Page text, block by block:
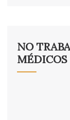
NO
MÉDICOS